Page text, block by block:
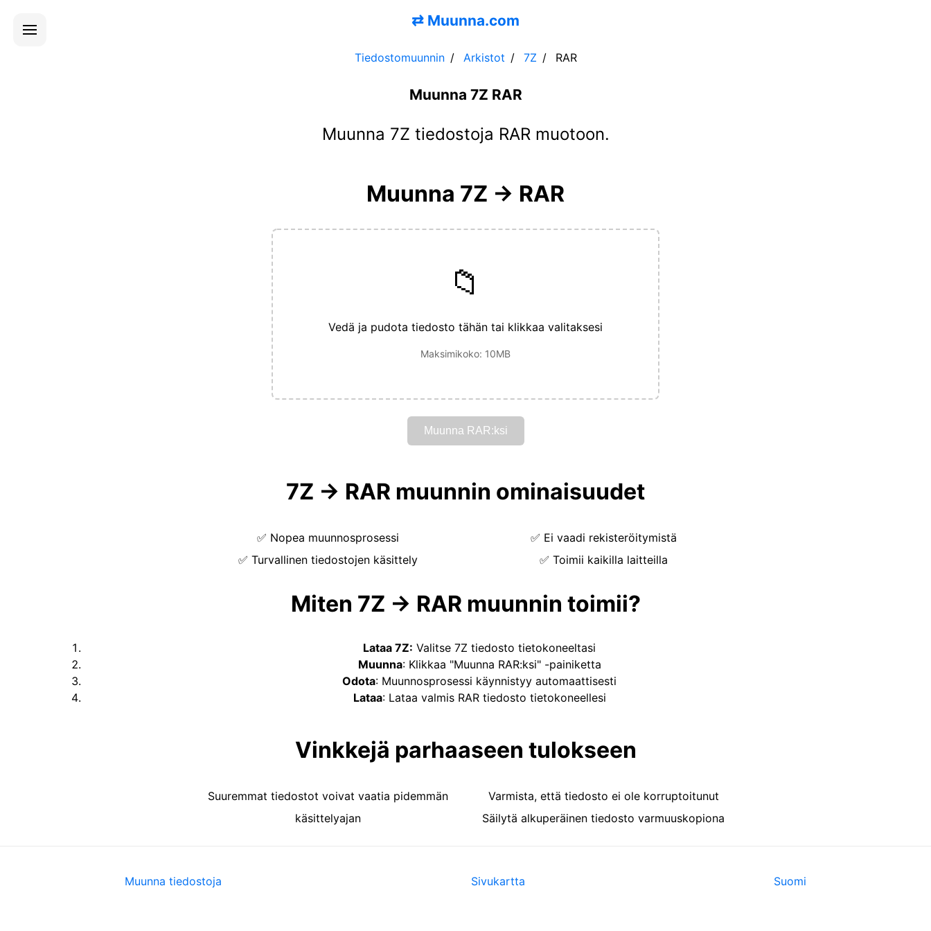
⇄ Muunna.com
Tiedostomuunnin Arkistot 7Z RAR
Muunna 7Z RAR
Muunna 7Z tiedostoja RAR muotoon.
Muunna 7Z → RAR
📁
Vedä ja pudota tiedosto tähän tai klikkaa valitaksesi
Maksimikoko: 10MB
Muunna RAR:ksi
7Z → RAR muunnin ominaisuudet
✅ Nopea muunnosprosessi
✅ Turvallinen tiedostojen käsittely
✅ Ei vaadi rekisteröitymistä
✅ Toimii kaikilla laitteilla
Miten 7Z → RAR muunnin toimii?
Lataa 7Z: Valitse 7Z tiedosto tietokoneeltasi
Muunna: Klikkaa "Muunna RAR:ksi" -painiketta
Odota: Muunnosprosessi käynnistyy automaattisesti
Lataa: Lataa valmis RAR tiedosto tietokoneellesi
Vinkkejä parhaaseen tulokseen
Suuremmat tiedostot voivat vaatia pidemmän
käsittelyajan
Varmista, että tiedosto ei ole korruptoitunut
Säilytä alkuperäinen tiedosto varmuuskopiona
Muunna tiedostoja Sivukartta Suomi